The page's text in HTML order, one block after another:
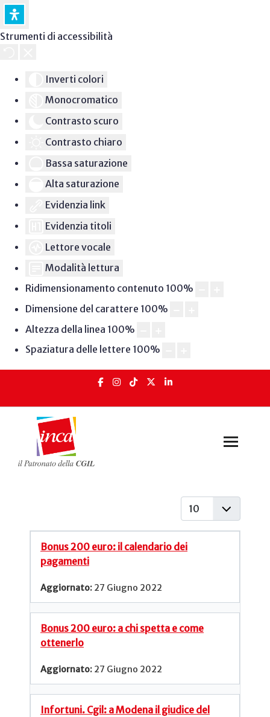
Strumenti di accessibilità
Inverti colori
Monocromatico
Contrasto scuro
Contrasto chiaro
Bassa saturazione
Alta saturazione
Evidenzia link
Evidenzia titoli
Lettore vocale
Modalità lettura
Ridimensionamento contenuto 100%
Dimensione del carattere 100%
Altezza della linea 100%
Spaziatura delle lettere 100%
Visualizza #
Bonus 200 euro: il calendario dei
pagamenti
27 Giugno 2022
Bonus 200 euro: a chi spetta e come
ottenerlo
27 Giugno 2022
Infortuni. Cgil: a Modena il giudice del